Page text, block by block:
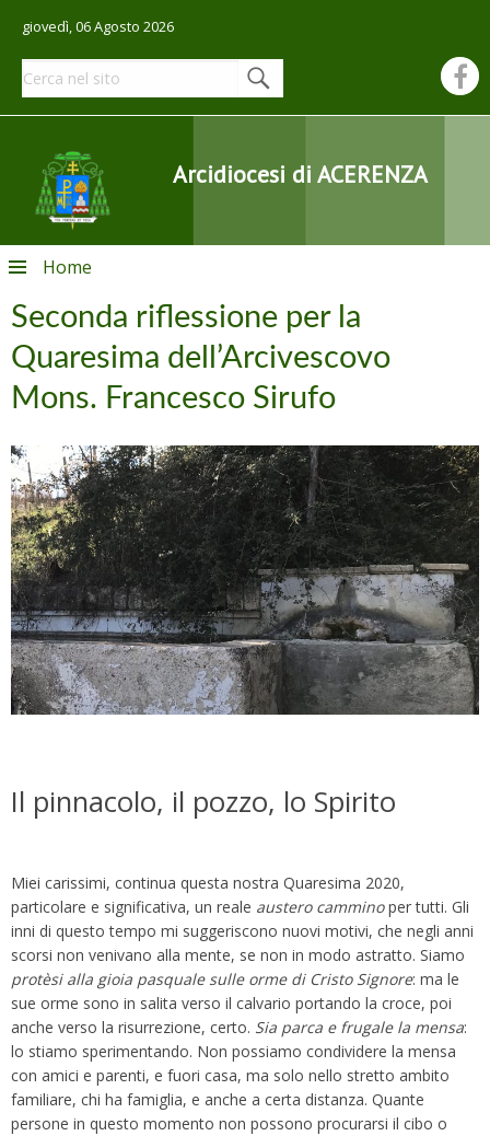
giovedì, 06 Agosto 2026
Arcidiocesi di ACERENZA
Skip
content
Home
Seconda riflessione per la
Quaresima dell’Arcivescovo
Mons. Francesco Sirufo
Il pinnacolo, il pozzo, lo Spirito
Miei carissimi, continua questa nostra Quaresima 2020,
particolare e significativa, un reale austero camminoper tutti. Gli
inni di questo tempo mi suggeriscono nuovi motivi, che negli anni
scorsi non venivano alla mente, se non in modo astratto. Siamo
protèsi alla gioia pasquale sulle orme di Cristo Signore: ma le
sue orme sono in salita verso il calvario portando la croce, poi
anche verso la risurrezione, certo. Sia parca e frugale la mensa:
lo stiamo sperimentando. Non possiamo condividere la mensa
con amici e parenti, e fuori casa, ma solo nello stretto ambito
familiare, chi ha famiglia, e anche a certa distanza. Quante
persone in questo momento non possono procurarsi il cibo o